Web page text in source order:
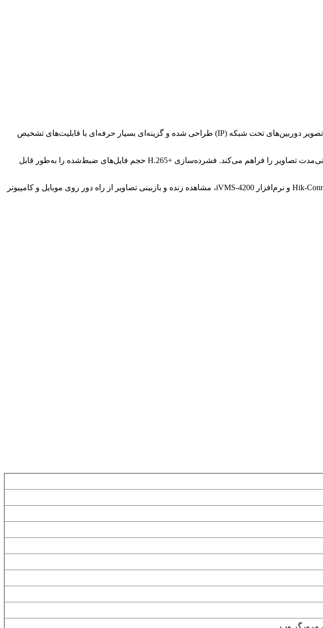
با 8 کانال ورودی، برای ذخیره و مدیریت تصویر دوربین‌های تحت شبکه (IP) طراحی شده و گزینه‌ای بسیار حرفه‌ای با قابلیت‌های تشخیص
این دستگاه از 1 هارددیسک (SATA) با ظرفیت هرکدام ۸ ترابایت پشتیبانی می‌کند که امکان ذخیره‌سازی طولانی‌مدت تصاویر را فراهم می‌کند. فشرده‌سازی H.265+‎ حجم فایل‌های ضبط‌شده را به‌طور قابل
خروجی هم‌زمان HDMI و VGA امکان اتصال به مانیتور یا تلویزیون را فراهم می‌کند و از طریق اپلیکیشن Hik-Connect و نرم‌افزار iVMS-4200، مشاهده زنده و بازبینی تصاویر از راه دور روی موبایل و کامپیوتر